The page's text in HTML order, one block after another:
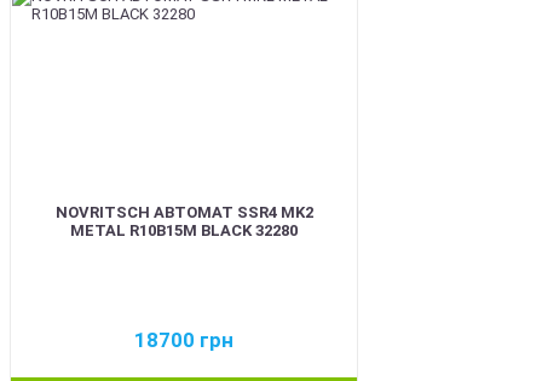
NOVRITSCH АВТОМАТ SSR4 MK2
METAL R10B15M BLACK 32280
18700 грн